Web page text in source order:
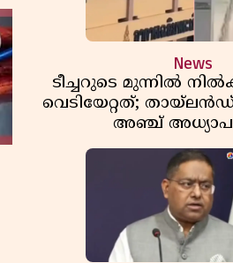
News
ടീച്ചറുടെ മുന്നിൽ
വെടിയേറ്റത്; തായ്‌ലൻഡ്
അഞ്ച്
മുത്തശ്ശീമുത്തശ്ശന്മാരും
മരണസംഖ്യ 7;